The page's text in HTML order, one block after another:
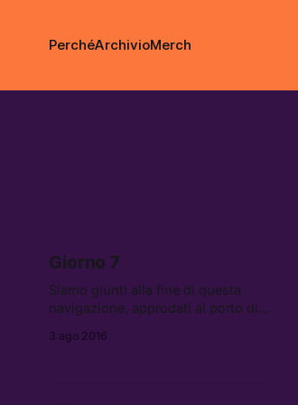
PerchéArchivioMerch
Giorno 7
Siamo giunti alla fine di questa
navigazione, approdati al porto di
sono lunghe e faticose. Per i
3 ago 2016